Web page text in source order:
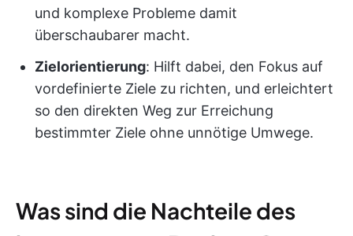
und komplexe Probleme damit
überschaubarer macht.
Zielorientierung: Hilft dabei, den Fokus auf
vordefinierte Ziele zu richten, und erleichtert
so den direkten Weg zur Erreichung
bestimmter Ziele ohne unnötige Umwege.
Was sind die Nachteile des